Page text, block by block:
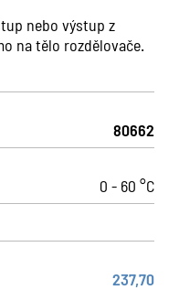
nebo výstup z
na tělo rozdělovače.
80662
0 - 60 °C
237,70